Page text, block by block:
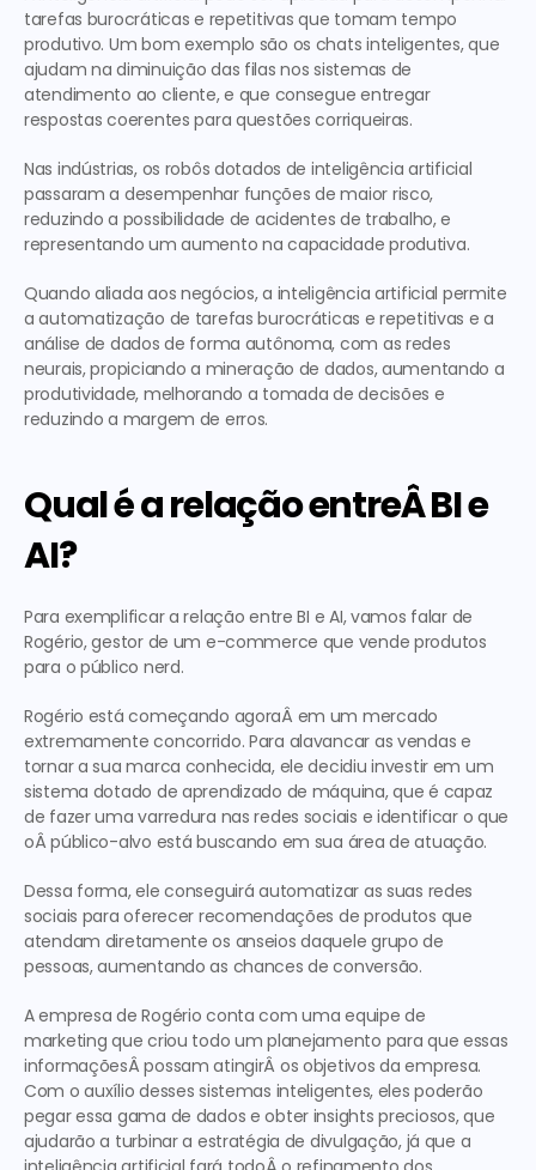
tarefas burocráticas e repetitivas que tomam tempo
produtivo. Um bom exemplo são os chats inteligentes, que
ajudam na diminuição das filas nos sistemas de
atendimento ao cliente, e que consegue entregar
respostas coerentes para questões corriqueiras.
Nas indústrias, os robôs dotados de inteligência artificial
passaram a desempenhar funções de maior risco,
reduzindo a possibilidade de acidentes de trabalho, e
representando um aumento na capacidade produtiva.
Quando aliada aos negócios, a inteligência artificial permite
a automatização de tarefas burocráticas e repetitivas e a
análise de dados de forma autônoma, com as redes
neurais, propiciando a mineração de dados, aumentando a
produtividade, melhorando a tomada de decisões e
reduzindo a margem de erros.
Qual é a relação entreÂ BI e
AI?
Para exemplificar a relação entre BI e AI, vamos falar de
Rogério, gestor de um e-commerce que vende produtos
para o público nerd.
Rogério está começando agoraÂ em um mercado
extremamente concorrido. Para alavancar as vendas e
tornar a sua marca conhecida, ele decidiu investir em um
sistema dotado de aprendizado de máquina, que é capaz
de fazer uma varredura nas redes sociais e identificar o que
oÂ público-alvo está buscando em sua área de atuação.
Dessa forma, ele conseguirá automatizar as suas redes
sociais para oferecer recomendações de produtos que
atendam diretamente os anseios daquele grupo de
pessoas, aumentando as chances de conversão.
A empresa de Rogério conta com uma equipe de
marketing que criou todo um planejamento para que essas
informaçõesÂ possam atingirÂ os objetivos da empresa.
Com o auxílio desses sistemas inteligentes, eles poderão
pegar essa gama de dados e obter insights preciosos, que
ajudarão a turbinar a estratégia de divulgação, já que a